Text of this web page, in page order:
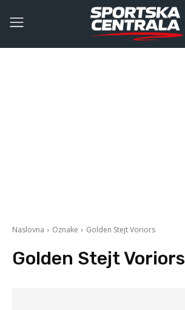
Naslovna Oznake Golden Stejt Voriors
Golden Stejt Voriors